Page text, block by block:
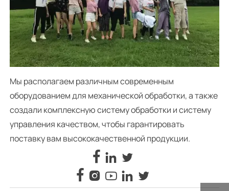
Мы располагаем различным современным
оборудованием для механической обработки, а также
создали комплексную систему обработки и систему
управления качеством, чтобы гарантировать
поставку вам высококачественной продукции.
  
    